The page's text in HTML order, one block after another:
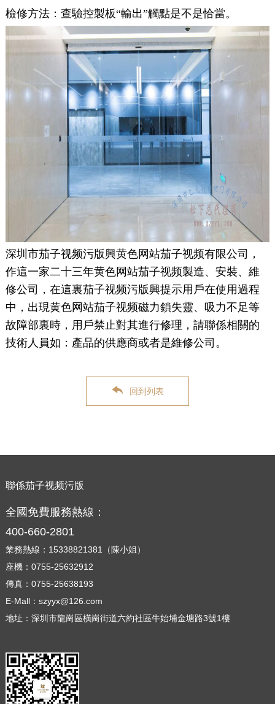
檢修方法：查驗控製板“輸出”觸點是不是恰當。
深圳市茄子视频污版興黄色网站茄子视频有限公司，
作這一家二十三年黄色网站茄子视频製造、安裝、維
修公司，在這裏茄子视频污版興提示用戶在使用過程
中，出現黄色网站茄子视频磁力鎖失靈、吸力不足等
故障部裏時，用戶禁止對其進行修理，請聯係相關的
技術人員如：產品的供應商或者是維修公司。
回到列表
聯係茄子视频污版
全國免費服務熱線：
400-660-2801
業務熱線：15338821381（陳小姐）
座機：0755-25632912
傳真：0755-25638193
E-Mall：szyyx@126.com
地址：深圳市龍崗區橫崗街道六約社區牛始埔金塘路3號1樓